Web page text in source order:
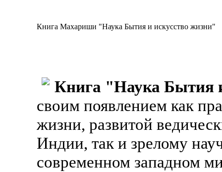
Книга Махариши "Наука Бытия и искусство жизни"
Книга "Наука Бытия
своим появлением как
жизни, развитой
Индии, так и зрелому
современном западном